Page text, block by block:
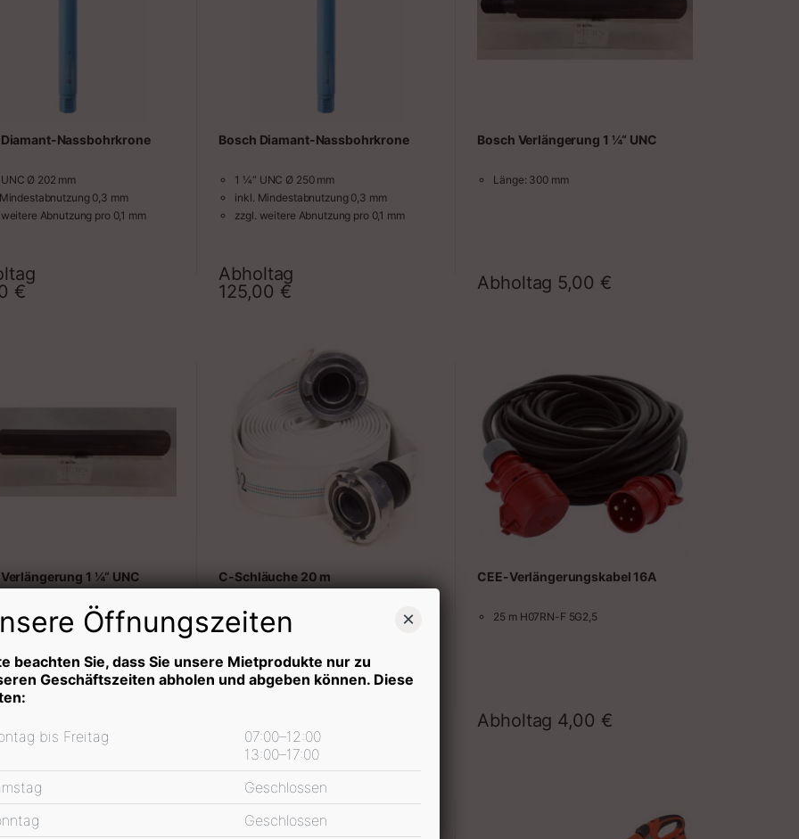
Nassbohrkrone
Ø 202 mm
0,3 mm
Abnutzung pro 0,1 mm
€
Bosch Diamant-Nassbohrkrone
1 ¼“ UNC Ø 250 mm
inkl. Mindestabnutzung 0,3 mm
zzgl. weitere Abnutzung pro 0,1 mm
Abholtag
125,00 €
Bosch Verlängerung 1 ¼“ UNC
Länge: 300 mm
Abholtag 5,00 €
1 ¼“ UNC
500 mm
C-Schläuche 20 m
Abholtag Zeitraum
CEE-Verlängerungskabel 16A
25 m H07RN-F 5G2,5
Abholtag 4,00 €
Öffnungszeiten
beachten Sie, dass Sie unsere Mietprodukte nur zu
Geschäftszeiten abholen und abgeben können. Diese
bis Freitag
07:00–12:00
13:00–17:00
Geschlossen
Geschlossen
×